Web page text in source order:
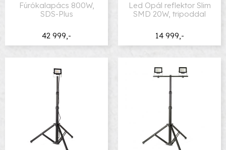
42 999,-
Fúrókalapács 800W,
SDS-Plus
14 999,-
Led Opál reflektor Slim
SMD 20W, tripoddal